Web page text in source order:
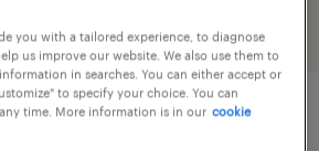
you with a tailored experience, to diagnose
us improve our website. We also use them to
in searches. You can either accept or
to specify your choice. You can
time. More information is in our cookie